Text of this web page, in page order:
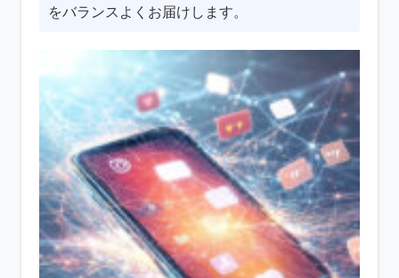
をバランスよくお届けします。